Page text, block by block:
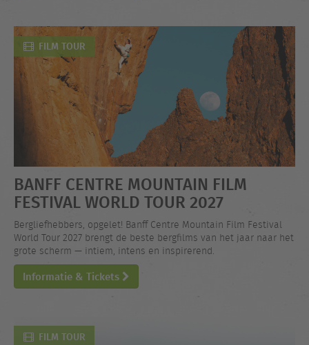
FILM TOUR
BANFF CENTRE MOUNTAIN FILM
FESTIVAL WORLD TOUR 2027
Bergliefhebbers, opgelet! Banff Centre Mountain Film Festival
World Tour 2027 brengt de beste bergfilms van het jaar naar het
grote scherm — intiem, intens en inspirerend.
Informatie & Tickets
FILM TOUR